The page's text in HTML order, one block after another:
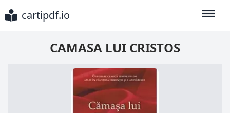
cartipdf.io
CAMASA LUI CRISTOS